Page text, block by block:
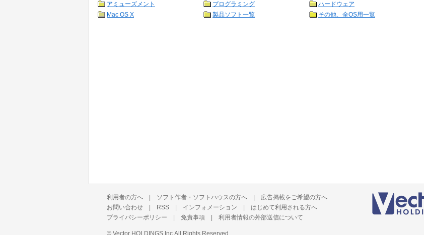
アミューズメント
プログラミング
ハードウェア
Mac OS X
製品ソフト一覧 その他、全OS用一覧
利用者の方へ | ソフト作者・ソフトハウスの方へ | 広告掲載をご希望の方へ
お問い合わせ | RSS | インフォメーション | はじめて利用される方へ
プライバシーポリシー | 免責事項 | 利用者情報の外部送信について
© Vector HOLDINGS Inc. All Rights Reserved.